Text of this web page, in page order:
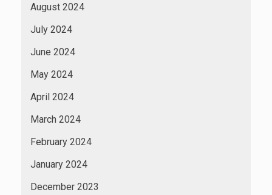
August 2024
July 2024
June 2024
May 2024
April 2024
March 2024
February 2024
January 2024
December 2023